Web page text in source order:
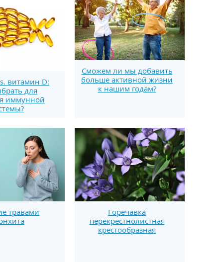
витамин D:
для
иммунной
Сможем ли мы добавить
больше активной жизни
к нашим годам?
травами
Горечавка
перекрестнолистная
крестообразная